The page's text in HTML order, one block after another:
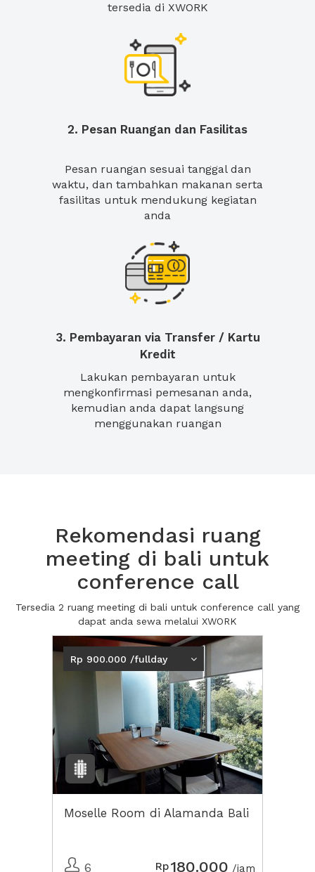
tersedia di XWORK
2. Pesan Ruangan dan Fasilitas
Pesan ruangan sesuai tanggal dan
waktu, dan tambahkan makanan serta
fasilitas untuk mendukung kegiatan
anda
3. Pembayaran via Transfer / Kartu
Kredit
Lakukan pembayaran untuk
mengkonfirmasi pemesanan anda,
kemudian anda dapat langsung
menggunakan ruangan
Rekomendasi ruang
meeting di bali untuk
conference call
Tersedia 2 ruang meeting di bali untuk conference call yang
dapat anda sewa melalui XWORK
Rp 900.000 /fullday
Moselle Room di Alamanda Bali
6 Rp180.000 /jam